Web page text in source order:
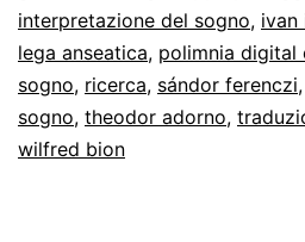
interpretazione del sogno, ivan
lega anseatica, polimnia digital
sogno, ricerca, sándor ferenczi,
sogno, theodor adorno,
wilfred bion